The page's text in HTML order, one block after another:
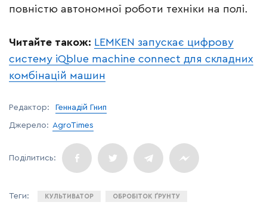
повністю автономної роботи техніки на полі.
Читайте також: LEMKEN запускає цифрову
систему iQblue machine connect для складних
комбінацій машин
Редактор: Геннадій Гнип
Джерело: AgroTimes
КУЛЬТИВАТОР ОБРОБІТОК ҐРУНТУ